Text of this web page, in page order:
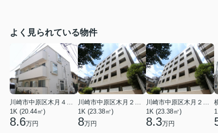
よく見られている物件
川崎市中原区木月４丁目
1K (20.44㎡)
8.6万円
川崎市中原区木月２丁目
1K (23.38㎡)
8万円
川崎市中原区木月２丁目
1K (23.38㎡)
8.3万円